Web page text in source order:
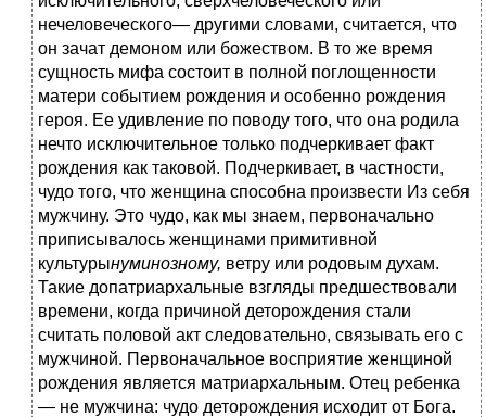
нечеловеческого— другими словами, считается, что
он зачат демоном или божеством. В то же время
сущность мифа состоит в полной поглощенности
матери событием рождения и особенно рождения
героя. Ее удивление по поводу того, что она родила
нечто исключительное только подчеркивает факт
рождения как таковой. Подчеркивает, в частности,
чудо того, что женщина способна произвести Из себя
мужчину. Это чудо, как мы знаем, первоначально
приписывалось женщинами примитивной
культурынуминозному, ветру или родовым духам.
Такие допатриархальные взгляды предшествовали
времени, когда причиной деторождения стали
считать половой акт следовательно, связывать его с
мужчиной. Первоначальное восприятие женщиной
рождения является матриархальным. Отец ребенка
— не мужчина: чудо деторождения исходит от Бога.